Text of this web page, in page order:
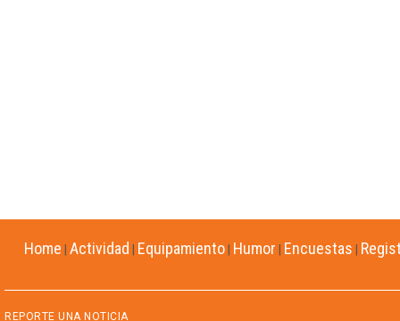
Home Actividad Equipamiento Humor Encuestas
REPORTE UNA NOTICIA